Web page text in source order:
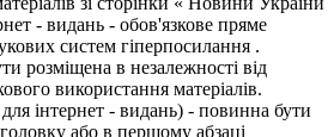
- видань - обов'язкове пряме
систем гіперпосилання .
розміщена в незалежності від
використання матеріалів.
інтернет - видань) - повинна бути
або в першому абзаці